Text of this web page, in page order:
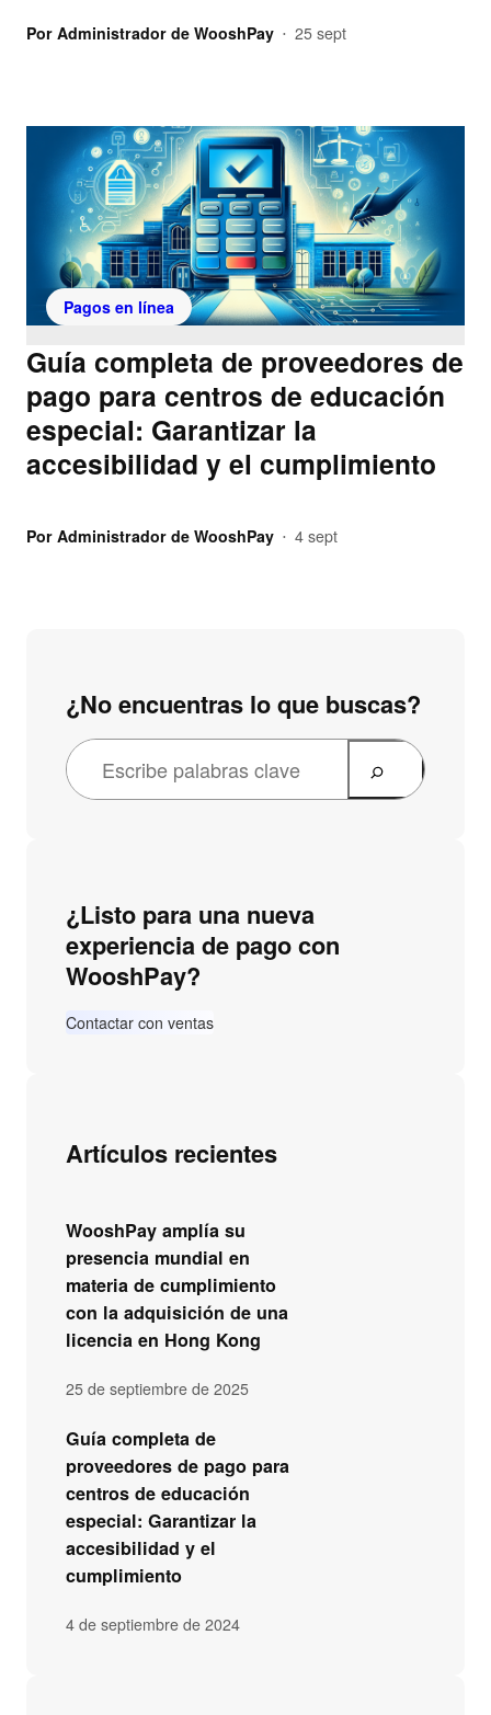
Por Administrador de WooshPay • 25 sept
Pagos en línea
Guía completa de proveedores de
pago para centros de educación
especial: Garantizar la
accesibilidad y el cumplimiento
Por Administrador de WooshPay • 4 sept
¿No encuentras lo que buscas?
B
u
r
¿Listo para una nueva
experiencia de pago con
WooshPay?
Contactar con ventas
Artículos recientes
WooshPay amplía su
presencia mundial en
materia de cumplimiento
con la adquisición de una
licencia en Hong Kong
25 de septiembre de 2025
Guía completa de
proveedores de pago para
centros de educación
especial: Garantizar la
accesibilidad y el
cumplimiento
4 de septiembre de 2024